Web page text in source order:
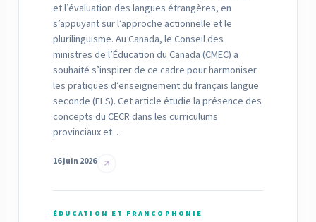
et l’évaluation des langues étrangères, en
s’appuyant sur l’approche actionnelle et le
plurilinguisme. Au Canada, le Conseil des
ministres de l’Éducation du Canada (CMEC) a
souhaité s’inspirer de ce cadre pour harmoniser
les pratiques d’enseignement du français langue
seconde (FLS). Cet article étudie la présence des
concepts du CECR dans les curriculums
provinciaux et…
16 juin 2026
ÉDUCATION ET FRANCOPHONIE